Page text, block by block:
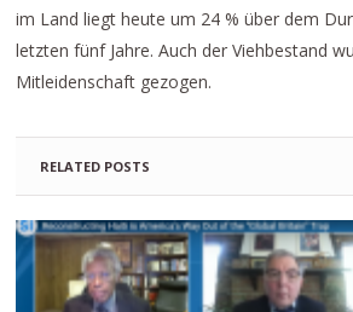
im Land liegt heute um 24 % über dem
letzten fünf Jahre. Auch der Viehbestand
Mitleidenschaft gezogen.
RELATED POSTS